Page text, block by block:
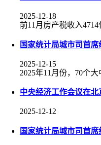
2025-12-18
前11月房产税收入4714
国家统计局城市司首
2025-12-15
2025年11月份，70个
中央经济工作会议在
2025-12-12
国家统计局城市司首